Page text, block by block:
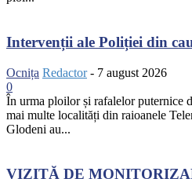
Intervenții ale Poliției din
Ocnița Redactor - 7 august 2026
0
În urma ploilor și rafalelor puternice
mai multe localități din raioanele
Glodeni au...
VIZITĂ DE